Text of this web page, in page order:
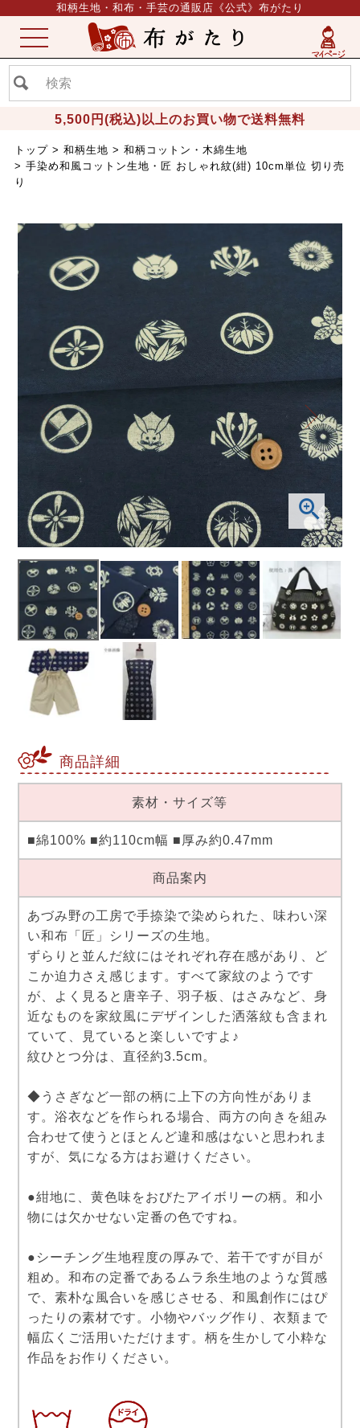
和柄生地・和布・手芸の通販店《公式》布がたり
5,500円(税込)以上のお買い物で送料無料
ME
NU
トップ 和柄生地
和柄コットン・木綿生地
手染め和風コットン生地・匠 おしゃれ紋(紺) 10cm単位 切り売
り
商品詳細
素材・サイズ等
■綿100% ■約110cm幅 ■厚み約0.47mm
商品案内
あづみ野の工房で手捺染で染められた、味わい深
い和布「匠」シリーズの生地。
ずらりと並んだ紋にはそれぞれ存在感があり、ど
こか迫力さえ感じます。すべて家紋のようです
が、よく見ると唐辛子、羽子板、はさみなど、身
近なものを家紋風にデザインした洒落紋も含まれ
ていて、見ていると楽しいですよ♪
紋ひとつ分は、直径約3.5cm。
◆うさぎなど一部の柄に上下の方向性がありま
す。浴衣などを作られる場合、両方の向きを組み
合わせて使うとほとんど違和感はないと思われま
すが、気になる方はお避けください。
●紺地に、黄色味をおびたアイボリーの柄。和小
物には欠かせない定番の色ですね。
●シーチング生地程度の厚みで、若干ですが目が
粗め。和布の定番であるムラ糸生地のような質感
で、素朴な風合いを感じさせる、和風創作にはぴ
ったりの素材です。小物やバッグ作り、衣類まで
幅広くご活用いただけます。柄を生かして小粋な
作品をお作りください。